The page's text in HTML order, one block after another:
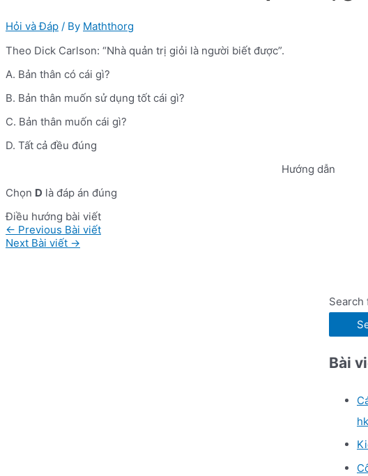
Hỏi và Đáp / By Maththorg
Theo Dick Carlson: “Nhà quản trị giỏi là người biết được”.
A. Bản thân có cái gì?
B. Bản thân muốn sử dụng tốt cái gì?
C. Bản thân muốn cái gì?
D. Tất cả đều đúng
Hướng dẫn
Chọn D là đáp án đúng
Điều hướng bài viết
← Previous Bài viết
Next Bài viết →
Search
Bài